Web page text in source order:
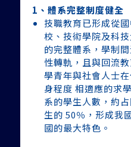
1、體系完整制度健全
技職教育已形成從
校、技術學院及科
的完整體系，學制
性轉軌，且與回流
學青年與社會人士
身程度 相適應的求
系的學生人數，約
生的 50％，形成我
國的最大特色。